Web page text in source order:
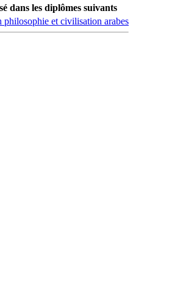
dans les diplômes suivants
philosophie et civilisation arabes